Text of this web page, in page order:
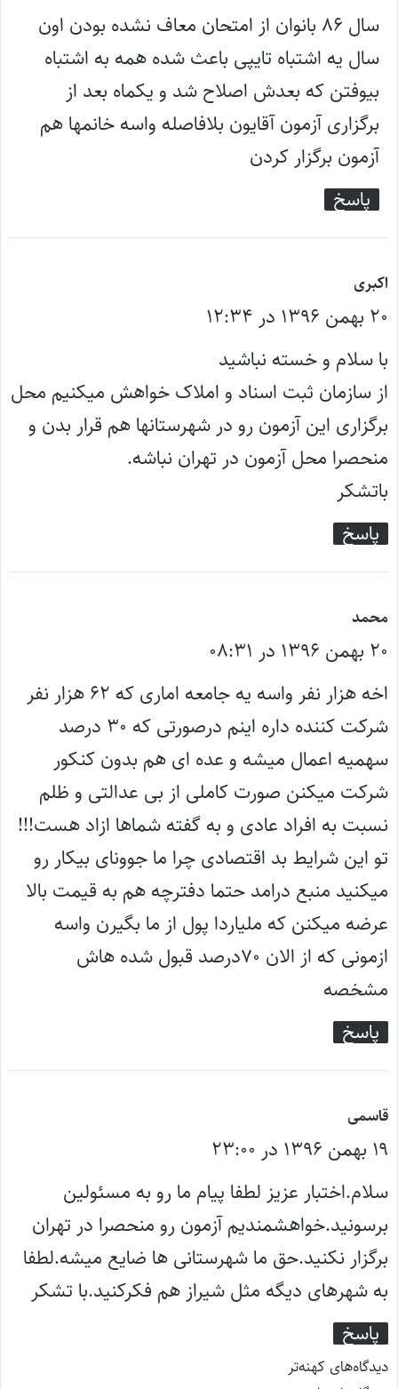
ت
:
سال ۸۶ بانوان از امتحان معاف نشده بودن اون
سال یه اشتباه تایپی باعث شده همه به اشتباه
بیوفتن که بعدش اصلاح شد و یکماه بعد از
برگزاری آزمون آقایون بلافاصله واسه خانمها هم
آزمون برگزار کردن
پاسخ
اکبری
ف
ت
:
۲۰ بهمن ۱۳۹۶ در ۱۲:۳۴
با سلام و خسته نباشید
از سازمان ثبت اسناد و املاک خواهش میکنیم محل
برگزاری این آزمون رو در شهرستانها هم قرار بدن و
منحصرا محل آزمون در تهران نباشه.
باتشکر
پاسخ
محمد
ف
ت
:
۲۰ بهمن ۱۳۹۶ در ۰۸:۳۱
اخه هزار نفر واسه یه جامعه اماری که ۶۲ هزار نفر
شرکت کننده داره اینم درصورتی که ۳۰ درصد
سهمیه اعمال میشه و عده ای هم بدون کنکور
شرکت میکنن صورت کاملی از بی عدالتی و ظلم
نسبت به افراد عادی و به گفته شماها ازاد هست!!!
تو این شرایط بد اقتصادی چرا ما جوونای بیکار رو
میکنید منبع درامد حتما دفترچه هم به قیمت بالا
عرضه میکنن که ملیاردا پول از ما بگیرن واسه
ازمونی که از الان ۷۰درصد قبول شده هاش
مشخصه
پاسخ
قاسمی
ف
ت
:
۱۹ بهمن ۱۳۹۶ در ۲۳:۰۰
سلام.اختبار عزیز لطفا پیام ما رو به مسئولین
برسونید.خواهشمندیم آزمون رو منحصرا در تهران
برگزار نکنید.حق ما شهرستانی ها ضایع میشه.لطفا
به شهرهای دیگه مثل شیراز هم فکرکنید.با تشکر
پاسخ
دیدگاه‌های کهنه‌تر